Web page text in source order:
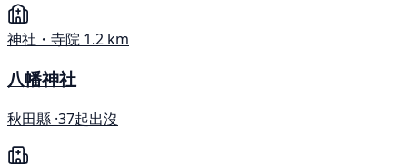
神社・寺院 1.2 km
八幡神社
秋田縣 ·37起出沒